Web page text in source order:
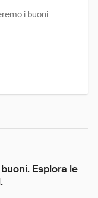
i buoni
Esplora le